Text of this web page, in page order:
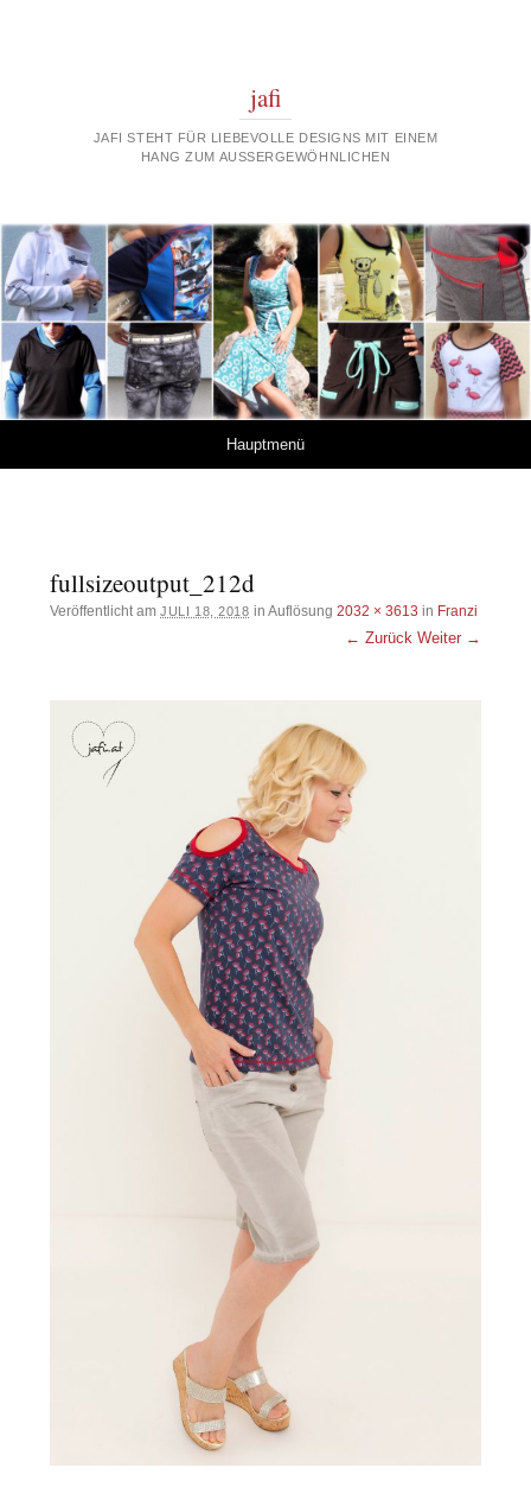
jafi
JAFI STEHT FÜR LIEBEVOLLE DESIGNS MIT EINEM
HANG ZUM AUSSERGEWÖHNLICHEN
Hauptmenü
fullsizeoutput_212d
Veröffentlicht amJULI 18, 2018 in Auflösung 2032 × 3613 in Franzi
← Zurück Weiter →